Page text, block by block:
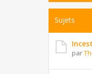
Sujets
par